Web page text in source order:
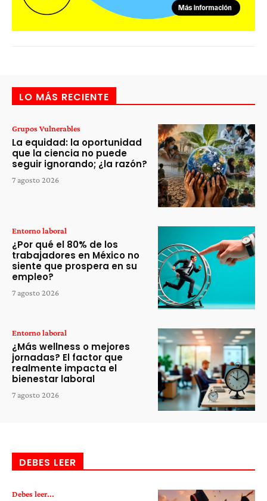
LO MÁS RECIENTE
Grupos Vulnerables
La equidad: la oportunidad
que la ciencia no puede
seguir ignorando; ¿la razón?
7 agosto 2026
Entorno laboral
¿Por qué el 80% de los
trabajadores en México no
siente que prospera en su
empleo?
7 agosto 2026
Entorno laboral
¿Más wellness o mejores
jornadas? El factor que
realmente impacta el
bienestar laboral
7 agosto 2026
DEBES LEER
Debes leer...